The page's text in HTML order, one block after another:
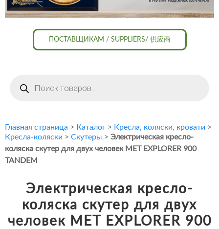
ПОСТАВЩИКАМ / SUPPLIERS/ 供应商
товаров
Главная страница > Каталог > Кресла, коляски, кровати >
Кресла-коляски > Скутеры > Электрическая кресло-
коляска скутер для двух человек MET EXPLORER 900
TANDEM
Электрическая кресло-
коляска скутер для двух
человек MET EXPLORER 900